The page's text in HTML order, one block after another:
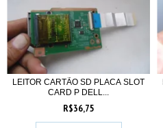
LEITOR CARTÃO SD PLACA SLOT
CARD P DELL...
R$36,75